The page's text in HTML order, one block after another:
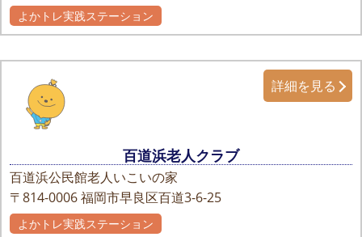
よかトレ実践ステーション
百道浜老人クラブ
百道浜公民館老人いこいの家
〒814-0006福岡市早良区百道3-6-25
詳細を見る
よかトレ実践ステーション